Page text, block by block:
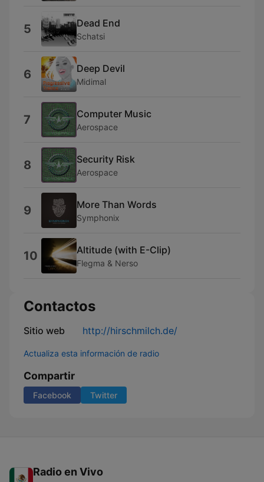
5 Dead End
Schatsi
6 Deep Devil
Midimal
7 Computer Music
Aerospace
8 Security Risk
Aerospace
9 More Than Words
Symphonix
10 Altitude (with E-Clip)
Flegma & Nerso
Contactos
Sitio web http://hirschmilch.de/
Actualiza esta información de radio
Compartir
Facebook Twitter
Radio en Vivo